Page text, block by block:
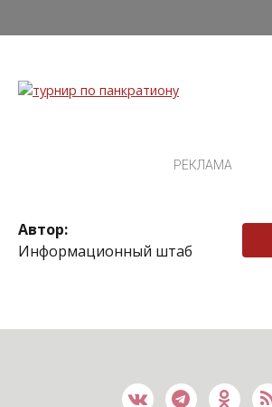
РЕКЛАМА
Автор:
Информационный штаб